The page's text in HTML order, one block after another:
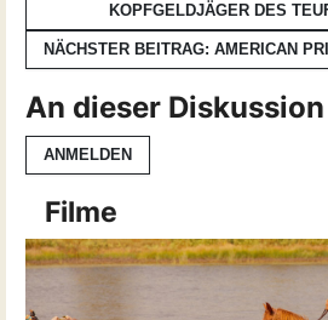
KOPFGELDJÄGER DES
NÄCHSTER BEITRAG: AMERICAN
An dieser
ANMELDEN
Filme